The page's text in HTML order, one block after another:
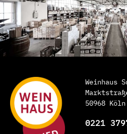
Weinhaus
50968 Köln
0221